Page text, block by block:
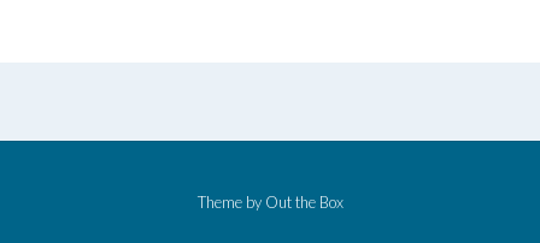
Theme by Out the Box